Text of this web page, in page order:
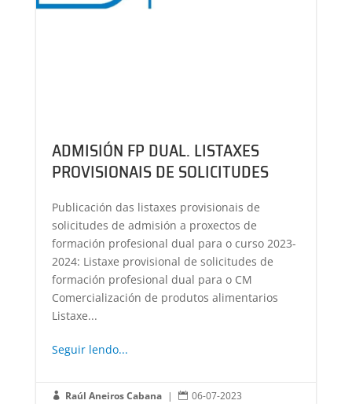
ADMISIÓN FP DUAL. LISTAXES
PROVISIONAIS DE SOLICITUDES
Publicación das listaxes provisionais de
solicitudes de admisión a proxectos de
formación profesional dual para o curso 2023-
2024: Listaxe provisional de solicitudes de
formación profesional dual para o CM
Comercialización de produtos alimentarios
Listaxe...
Seguir lendo...
 Raúl Aneiros Cabana |  06-07-2023